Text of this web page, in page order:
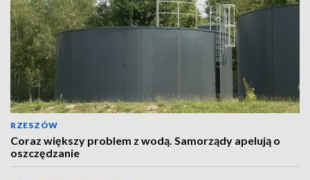
RZESZÓW
Coraz większy problem z wodą. Samorządy apelują o
oszczędzanie